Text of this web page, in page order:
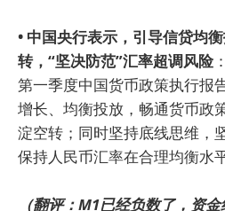
• 中国央行表示，引导信贷均
转，“坚决防范”汇率超调风险
第一季度中国货币政策执行报
增长、均衡投放，畅通货币政
淀空转；同时坚持底线思维，
保持人民币汇率在合理均衡水
（翻评：M1已经负数了，资金